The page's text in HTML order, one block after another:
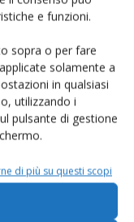
e funzioni.
sopra o per fare
solamente a
in qualsiasi
utilizzando i
pulsante di gestione
di più su questi scopi